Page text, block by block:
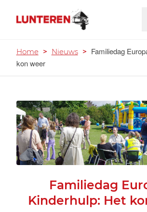
Home > Nieuws > Familiedag
kon weer
Familiedag
Kinderhulp: Het